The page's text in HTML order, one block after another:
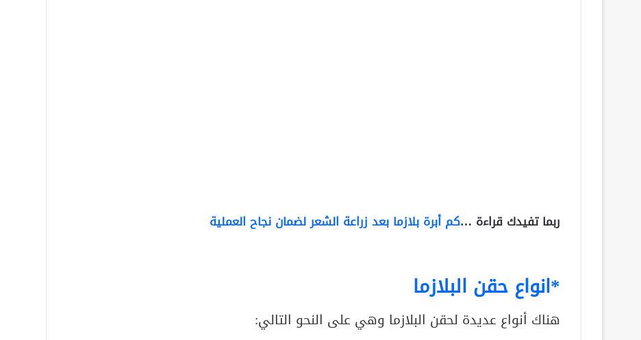
ربما تفيدك قراءة …كم أبرة بلازما بعد زراعة الشعر لضمان نجاح العملية
*انواع حقن البلازما
هناك أنواع عديدة لحقن البلازما وهي على النحو التالي: